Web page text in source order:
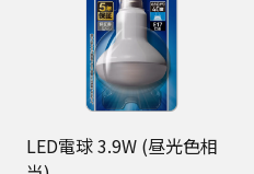
LED電球 3.9W (昼光色相